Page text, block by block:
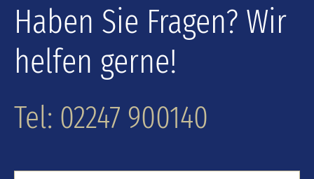
Haben Sie Fragen? Wir
helfen gerne!
Tel: 02247 900140